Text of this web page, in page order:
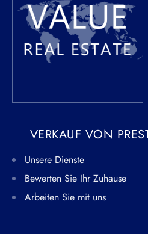
VERKAUF VON
Unsere Dienste
Bewerten Sie Ihr Zuhause
Arbeiten Sie mit uns